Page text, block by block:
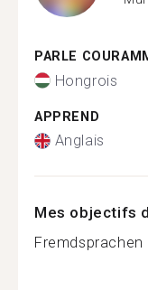
PARLE
Hongrois
APPREND
Anglais
Mes objectifs
Fremdsprachen